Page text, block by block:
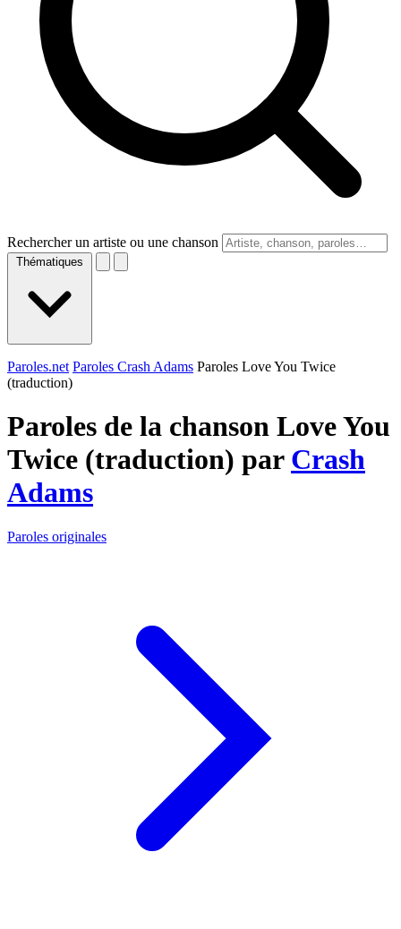
Rechercher un artiste ou une chanson
Thématiques
Paroles.net Paroles Crash Adams Paroles Love You Twice
(traduction)
Paroles de la chanson Love You
Twice (traduction) par Crash
Adams
Paroles originales